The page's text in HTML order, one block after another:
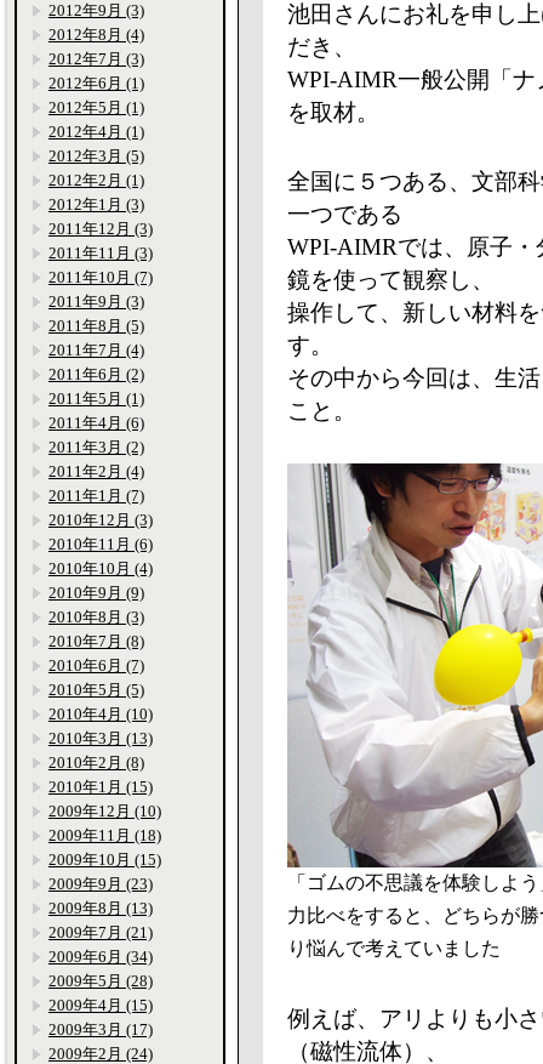
池田さんにお礼を申し
だき、
WPI-AIMR一般公開「
を取材。
全国に５つある、文部
一つである
WPI-AIMRでは、原子
鏡を使って観察し、
操作して、新しい材料
す。
その中から今回は、生
こと。
「ゴムの不思議を体験しよ
力比べをすると、どちらが
り悩んで考えていました
例えば、アリよりも小
（磁性流体）、
2012年9月 (3)
2012年8月 (4)
2012年7月 (3)
2012年6月 (1)
2012年5月 (1)
2012年4月 (1)
2012年3月 (5)
2012年2月 (1)
2012年1月 (3)
2011年12月 (3)
2011年11月 (3)
2011年10月 (7)
2011年9月 (3)
2011年8月 (5)
2011年7月 (4)
2011年6月 (2)
2011年5月 (1)
2011年4月 (6)
2011年3月 (2)
2011年2月 (4)
2011年1月 (7)
2010年12月 (3)
2010年11月 (6)
2010年10月 (4)
2010年9月 (9)
2010年8月 (3)
2010年7月 (8)
2010年6月 (7)
2010年5月 (5)
2010年4月 (10)
2010年3月 (13)
2010年2月 (8)
2010年1月 (15)
2009年12月 (10)
2009年11月 (18)
2009年10月 (15)
2009年9月 (23)
2009年8月 (13)
2009年7月 (21)
2009年6月 (34)
2009年5月 (28)
2009年4月 (15)
2009年3月 (17)
2009年2月 (24)